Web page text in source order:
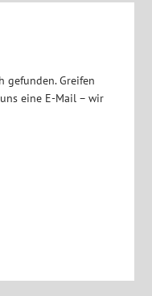
gefunden. Greifen
eine E-Mail – wir